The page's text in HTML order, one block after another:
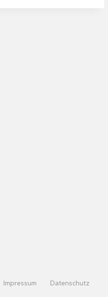
Impressum Datenschutz